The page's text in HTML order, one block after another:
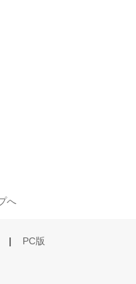
へ
| PC版